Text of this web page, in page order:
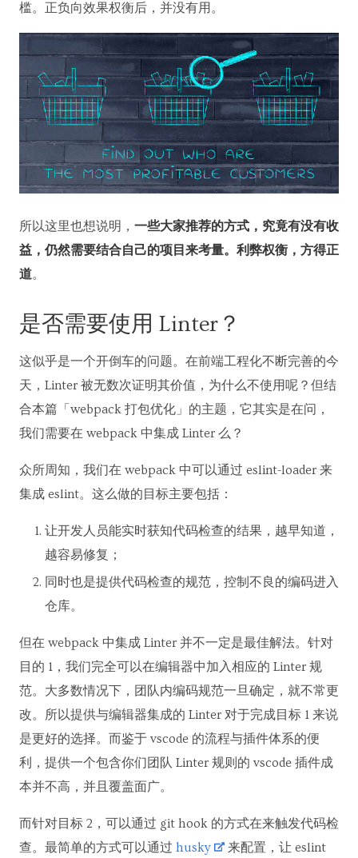
槛。正负向效果权衡后，并没有用。
所以这里也想说明， 一些大家推荐的方式，究竟有没有收
益，仍然需要结合自己的项目来考量。利弊权衡，方得正
道。
是否需要使用 Linter？
这似乎是一个开倒车的问题。在前端工程化不断完善的今
天，Linter 被无数次证明其价值，为什么不使用呢？但结
合本篇「webpack 打包优化」的主题，它其实是在问，
我们需要在 webpack 中集成 Linter 么？
众所周知，我们在 webpack 中可以通过 eslint-loader 来
集成 eslint。这么做的目标主要包括：
让开发人员能实时获知代码检查的结果，越早知道，
越容易修复；
同时也是提供代码检查的规范，控制不良的编码进入
仓库。
但在 webpack 中集成 Linter 并不一定是最佳解法。针对
目的 1，我们完全可以在编辑器中加入相应的 Linter 规
范。大多数情况下，团队内编码规范一旦确定，就不常更
改。所以提供与编辑器集成的 Linter 对于完成目标 1 来说
是更好的选择。而鉴于 vscode 的流程与插件体系的便
利，提供一个包含你们团队 Linter 规则的 vscode 插件成
本并不高，并且覆盖面广。
而针对目标 2，可以通过 git hook 的方式在来触发代码检
查。最简单的方式可以通过 husky
来配置，让 eslint